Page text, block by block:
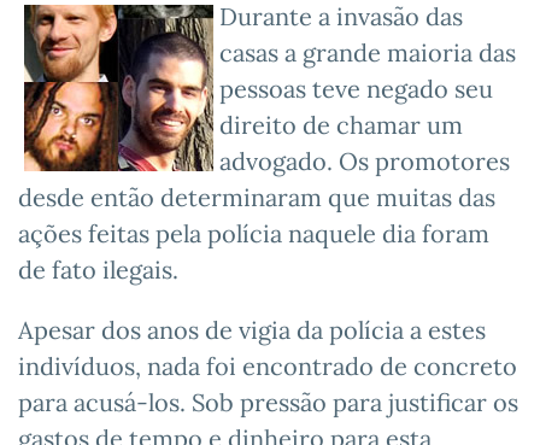
Durante a invasão das
casas a grande maioria das
pessoas teve negado seu
direito de chamar um
advogado. Os promotores
desde então determinaram que muitas das
ações feitas pela polícia naquele dia foram
de fato ilegais.
Apesar dos anos de vigia da polícia a estes
indivíduos, nada foi encontrado de concreto
para acusá-los. Sob pressão para justificar os
gastos de tempo e dinheiro para esta